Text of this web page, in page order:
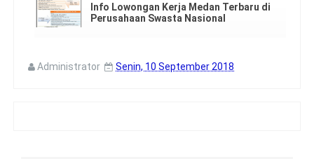
Info Lowongan Kerja Medan Terbaru di
Perusahaan Swasta Nasional
Administrator Senin, 10 September 2018